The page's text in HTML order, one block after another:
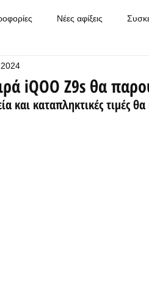
Νέες αφίξεις
iQOO Z9s θα
και καταπληκτικές τιμές